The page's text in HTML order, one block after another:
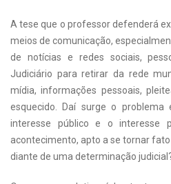
A tese que o professor defenderá
meios de comunicação,
de notícias e redes sociais,
Judiciário para retirar da rede
mídia, informações pessoais,
esquecido. Daí surge o
interesse público e o interesse
acontecimento, apto a se tornar
diante de uma determinação